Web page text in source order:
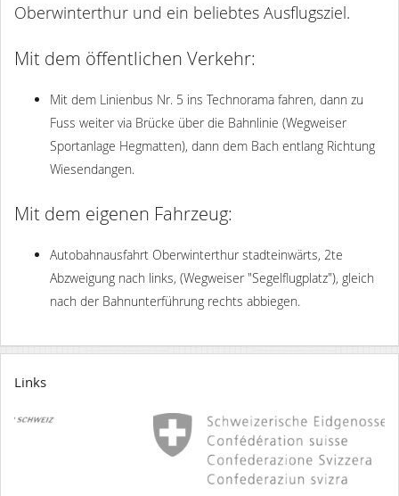
Oberwinterthur und ein beliebtes Ausflugsziel.
Mit dem öffentlichen Verkehr:
Mit dem Linienbus Nr. 5 ins Technorama fahren, dann zu
Fuss weiter via Brücke über die Bahnlinie (Wegweiser
Sportanlage Hegmatten), dann dem Bach entlang Richtung
Wiesendangen.
Mit dem eigenen Fahrzeug:
Autobahnausfahrt Oberwinterthur stadteinwärts, 2te
Abzweigung nach links, (Wegweiser "Segelflugplatz"), gleich
nach der Bahnunterführung rechts abbiegen.
Links